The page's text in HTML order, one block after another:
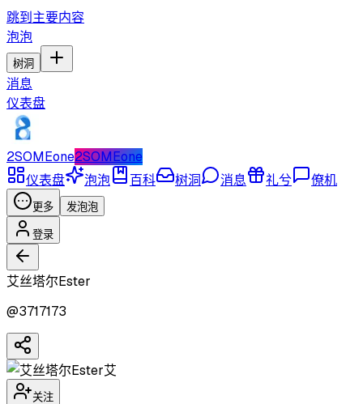
跳到主要内容
泡泡
树洞
消息
仪表盘
2SOMEone2SOMEone
仪表盘
泡泡 百科 树洞 消息 礼兮 僚机
更多 发泡泡
登录
艾丝塔尔Ester
@3717173
艾
关注